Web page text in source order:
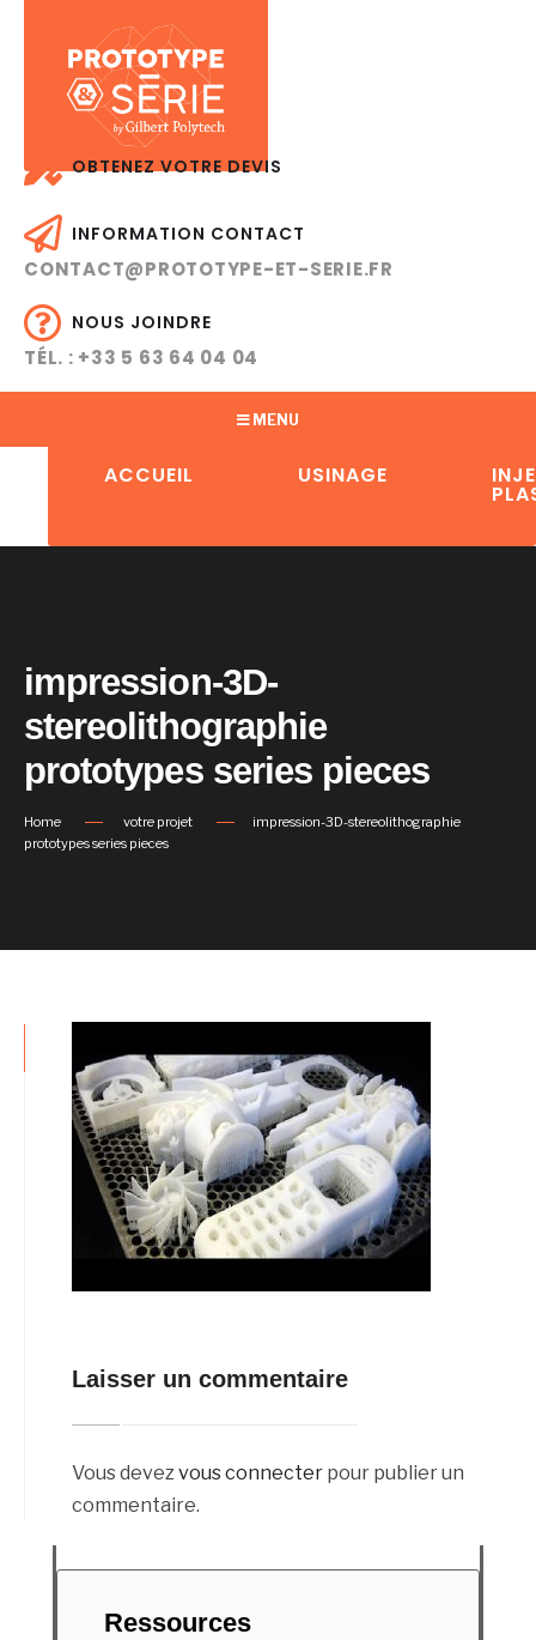
OBTENEZ VOTRE DEVIS
INFORMATION CONTACT
CONTACT@PROTOTYPE-ET-SERIE.FR
NOUS JOINDRE
TÉL. : +33 5 63 64 04 04
MENU
ACCUEIL USINAGE
impression-3D-
stereolithographie
prototypes series pieces
Home votre projet
impression-3D-stereolithographie
prototypes series pieces
Laisser un commentaire
Vous devezvous connecter pour publier un
commentaire.
Ressources